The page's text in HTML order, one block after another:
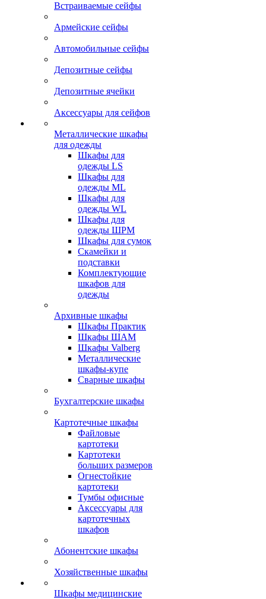
Встраиваемые сейфы
Армейские сейфы
Автомобильные сейфы
Депозитные сейфы
Депозитные ячейки
Аксессуары для сейфов
Металлические шкафы
для одежды
Шкафы для
одежды LS
Шкафы для
одежды ML
Шкафы для
одежды WL
Шкафы для
одежды ШРМ
Шкафы для сумок
Скамейки и
подставки
Комплектующие
шкафов для
одежды
Архивные шкафы
Шкафы Практик
Шкафы ШАМ
Шкафы Valberg
Металлические
шкафы-купе
Сварные шкафы
Бухгалтерские шкафы
Картотечные шкафы
Файловые
картотеки
Картотеки
больших размеров
Огнестойкие
картотеки
Тумбы офисные
Аксессуары для
картотечных
шкафов
Абонентские шкафы
Хозяйственные шкафы
Шкафы медицинские